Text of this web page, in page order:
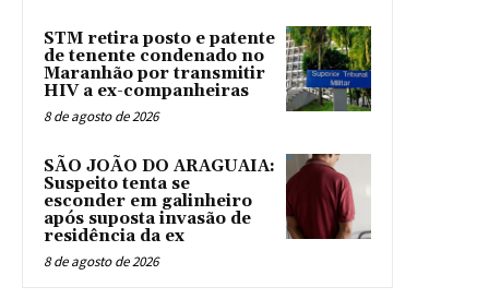
STM retira posto e patente
de tenente condenado no
Maranhão por transmitir
HIV a ex-companheiras
8 de agosto de 2026
SÃO JOÃO DO ARAGUAIA:
Suspeito tenta se
esconder em galinheiro
após suposta invasão de
residência da ex
8 de agosto de 2026